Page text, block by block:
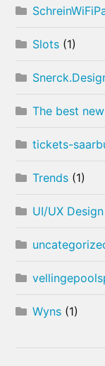
Slots (1)
The best
tickets-
Trends (1)
UI/UX Design
Wyns (1)